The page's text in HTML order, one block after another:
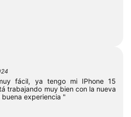
fácil, ya tengo mi IPhone 15
trabajando muy bien con la nueva
experiencia "